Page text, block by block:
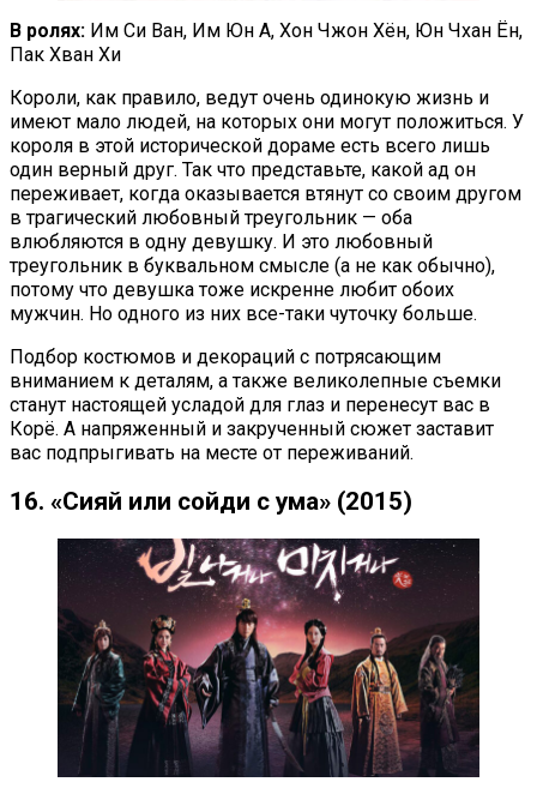
В ролях: Им Си Ван, Им Юн А, Хон Чжон Хён, Юн Чхан Ён,
Пак Хван Хи
Короли, как правило, ведут очень одинокую жизнь и
имеют мало людей, на которых они могут положиться. У
короля в этой исторической дораме есть всего лишь
один верный друг. Так что представьте, какой ад он
переживает, когда оказывается втянут со своим другом
в трагический любовный треугольник — оба
влюбляются в одну девушку. И это любовный
треугольник в буквальном смысле (а не как обычно),
потому что девушка тоже искренне любит обоих
мужчин. Но одного из них все-таки чуточку больше.
Подбор костюмов и декораций с потрясающим
вниманием к деталям, а также великолепные съемки
станут настоящей усладой для глаз и перенесут вас в
Корё. А напряженный и закрученный сюжет заставит
вас подпрыгивать на месте от переживаний.
16. «Сияй или сойди с ума» (2015)